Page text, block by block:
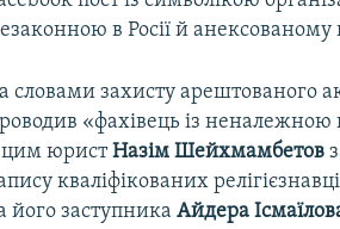
в Росії й
словами захисту арештованого
«фахівець із неналежною
цим юристНазім Шейхмамбетов
кваліфікованих
його заступникаАйдера